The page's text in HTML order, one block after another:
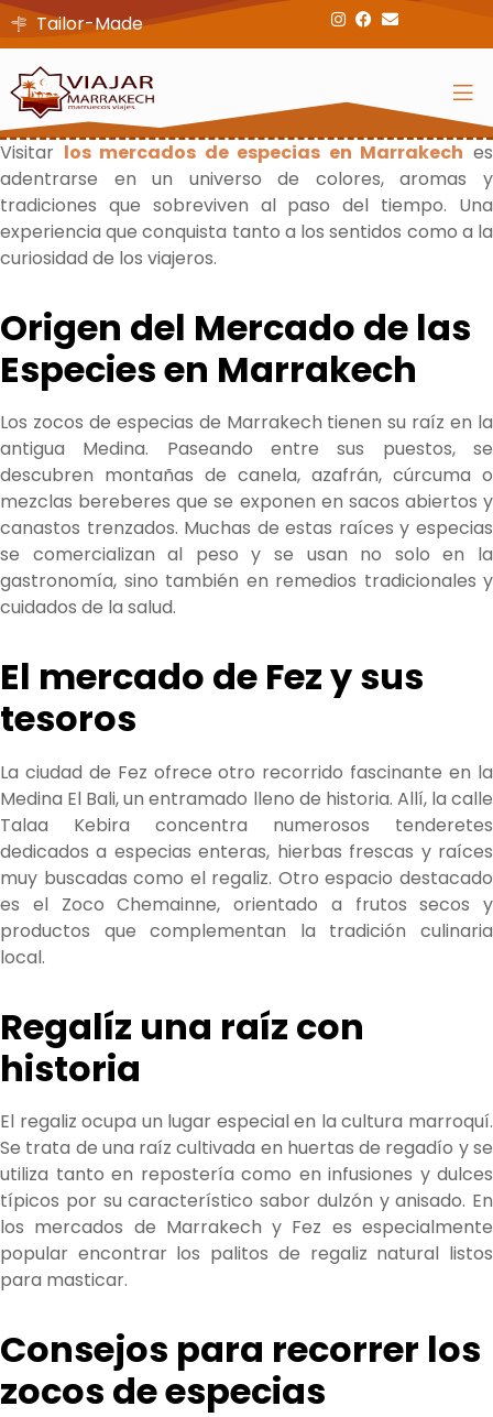
Tailor-Made
Visitar los mercados de especias en Marrakech es
adentrarse en un universo de colores, aromas y
tradiciones que sobreviven al paso del tiempo. Una
experiencia que conquista tanto a los sentidos como a la
curiosidad de los viajeros.
Origen del Mercado de las
Especies en Marrakech
Los zocos de especias de Marrakech tienen su raíz en la
antigua Medina. Paseando entre sus puestos, se
descubren montañas de canela, azafrán, cúrcuma o
mezclas bereberes que se exponen en sacos abiertos y
canastos trenzados. Muchas de estas raíces y especias
se comercializan al peso y se usan no solo en la
gastronomía, sino también en remedios tradicionales y
cuidados de la salud.
El mercado de Fez y sus
tesoros
La ciudad de Fez ofrece otro recorrido fascinante en la
Medina El Bali, un entramado lleno de historia. Allí, la calle
Talaa Kebira concentra numerosos tenderetes
dedicados a especias enteras, hierbas frescas y raíces
muy buscadas como el regaliz. Otro espacio destacado
es el Zoco Chemainne, orientado a frutos secos y
productos que complementan la tradición culinaria
local.
Regalíz una raíz con
historia
El regaliz ocupa un lugar especial en la cultura marroquí.
Se trata de una raíz cultivada en huertas de regadío y se
utiliza tanto en repostería como en infusiones y dulces
típicos por su característico sabor dulzón y anisado. En
los mercados de Marrakech y Fez es especialmente
popular encontrar los palitos de regaliz natural listos
para masticar.
Consejos para recorrer los
zocos de especias